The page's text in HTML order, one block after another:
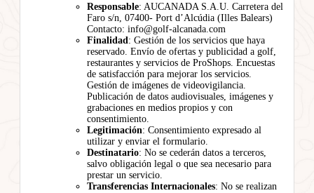
Responsable: AUCANADA S.A.U. Carretera del
Faro s/n, 07400- Port d’Alcúdia (Illes Balears)
Contacto: info@golf-alcanada.com
Finalidad : Gestión de los servicios que haya
reservado. Envío de ofertas y publicidad a golf,
restaurantes y servicios de ProShops. Encuestas
de satisfacción para mejorar los servicios.
Gestión de imágenes de videovigilancia.
Publicación de datos audiovisuales, imágenes y
grabaciones en medios propios y con
consentimiento.
Legitimación: Consentimiento expresado al
utilizar y enviar el formulario.
Destinatario: No se cederán datos a terceros,
salvo obligación legal o que sea necesario para
prestar un servicio.
Transferencias Internacionales: No se realizan